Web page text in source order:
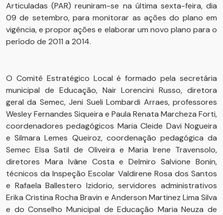
Articuladas (PAR) reuniram-se na última sexta-feira, dia
09 de setembro, para monitorar as ações do plano em
vigência, e propor ações e elaborar um novo plano para o
período de 2011 a 2014.
O Comitê Estratégico Local é formado pela secretária
municipal de Educação, Nair Lorencini Russo, diretora
geral da Semec, Jeni Sueli Lombardi Arraes, professores
Wesley Fernandes Siqueira e Paula Renata Marcheza Forti,
coordenadores pedagógicos Maria Cleide Davi Nogueira
e Silmara Lemes Queiroz, coordenação pedagógica da
Semec Elsa Satil de Oliveira e Maria Irene Travensolo,
diretores Mara Ivâne Costa e Delmiro Salvione Bonin,
técnicos da Inspeção Escolar Valdirene Rosa dos Santos
e Rafaela Ballestero Izidorio, servidores administrativos
Erika Cristina Rocha Bravin e Anderson Martinez Lima Silva
e do Conselho Municipal de Educação Maria Neuza de